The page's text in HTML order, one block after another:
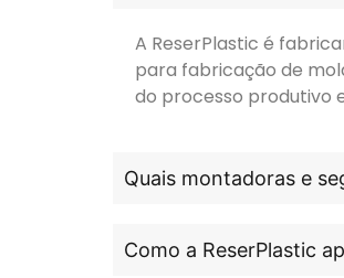
A ReserPlastic é
para fabricação de
do processo produtivo
Quais montadoras e
Como a ReserPlastic